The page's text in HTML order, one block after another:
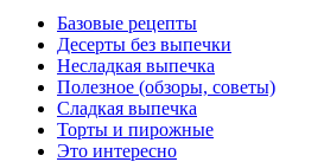
Базовые рецепты
Десерты без выпечки
Несладкая выпечка
Полезное (обзоры, советы)
Сладкая выпечка
Торты и пирожные
Это интересно